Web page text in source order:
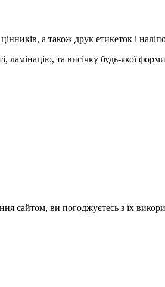
а також друк етикеток і
ламінацію, та висічку будь-якої
сайтом, ви погоджуєтесь з їх